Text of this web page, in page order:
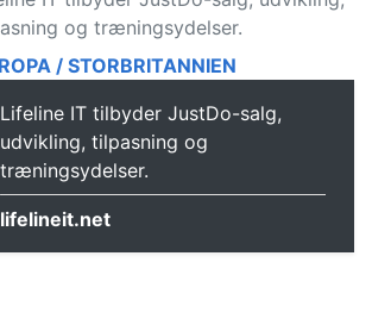
og træningsydelser.
/ STORBRITANNIEN
Lifeline IT tilbyder JustDo-salg,
udvikling, tilpasning og
træningsydelser.
lifelineit.net